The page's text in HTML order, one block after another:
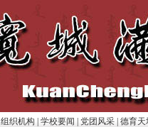
组织机构 学校要闻 党团风采| 德育天